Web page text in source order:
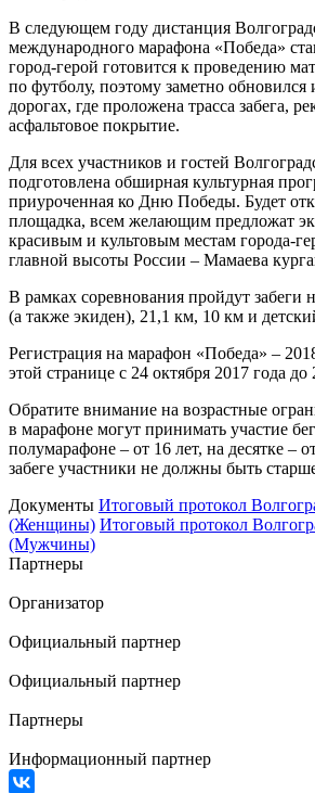
В следующем году дистанция
международного марафона «Победа»
город-герой готовится к проведению
по футболу, поэтому заметно обновился
дорогах, где проложена трасса забега,
асфальтовое покрытие.
Для всех участников и гостей
подготовлена обширная культурная
приуроченная ко Дню Победы. Будет
площадка, всем желающим предложат
красивым и культовым местам города-
главной высоты России – Мамаева
В рамках соревнования пройдут забеги
(а также экиден), 21,1 км, 10 км и
Регистрация на марафон «Победа» –
этой странице с 24 октября 2017 года до
Обратите внимание на возрастные
в марафоне могут принимать участие
полумарафоне – от 16 лет, на десятке –
забеге участники не должны быть
Документы Итоговый протокол
(Женщины) Итоговый протокол
(Мужчины)
Партнеры
Организатор
Официальный партнер
Официальный партнер
Партнеры
Информационный партнер